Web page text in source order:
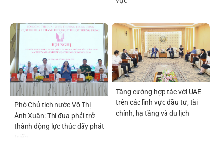
Phó Chủ tịch nước Võ Thị
Ánh Xuân: Thi đua phải trở
thành động lực thúc đẩy phát
triển
Tăng cường hợp tác với UAE
trên các lĩnh vực đầu tư, tài
chính, hạ tầng và du lịch